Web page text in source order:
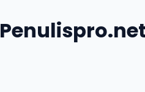
Penulispro.net